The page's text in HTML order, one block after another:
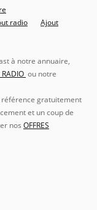
radio
Ajout
à notre annuaire,
RADIO ou notre
gratuitement
et un coup de
nos OFFRES